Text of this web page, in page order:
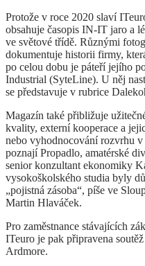
Protože v roce 2020 slaví
obsahuje časopis IN-IT jaro a
ve světové třídě. Různými
dokumentuje historii firmy,
po celou dobu je páteří jejího
Industrial (SyteLine). U něj
se představuje v rubrice
Magazín také přibližuje
kvality, externí kooperace a
nebo vyhodnocování rozvrhu
poznají Propadlo, amatérské
senior konzultant ekonomiky
vysokoškolského studia byly
„pojistná zásoba“, píše ve
Martin Hlaváček.
Pro zaměstnance stávajících
ITeuro je pak připravena
Ardmore.